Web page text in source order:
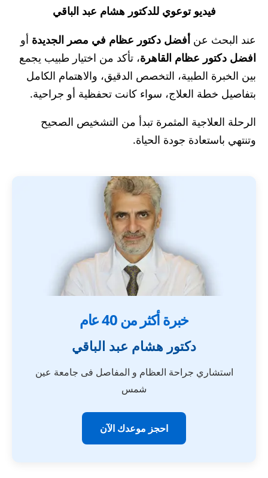
فيديو توعوي للدكتور هشام عبد الباقي
عند البحث عن أفضل دكتور عظام في مصر الجديدة أو
افضل دكتور عظام القاهرة، تأكد من اختيار طبيب يجمع
بين الخبرة الطبية، التخصص الدقيق، والاهتمام الكامل
بتفاصيل خطة العلاج، سواء كانت تحفظية أو جراحية.
الرحلة العلاجية المثمرة تبدأ من التشخيص الصحيح
وتنتهي باستعادة جودة الحياة.
خبرة أكثر من 40 عام
دكتور هشام عبد الباقي
استشاري جراحة العظام و المفاصل فى جامعة عين
شمس
احجز موعدك الآن